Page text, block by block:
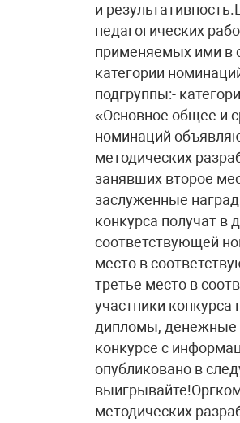
и
педагогических
применяемых ими в
категории
подгруппы:-
«Основное общее и
номинаций
методических
занявших второе
заслуженные
конкурса получат в
соответствующей
место в
третье место в
участники конкурса
дипломы, денежные
конкурсе с
опубликовано в
методических